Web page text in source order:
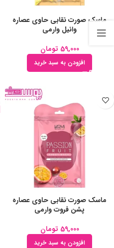
ماسک صورت نقابی حاوی عصاره
وانیل وارمی
59,000 تومان
افزودن به سبد خرید
ماسک صورت نقابی حاوی عصاره
پشن فروت وارمی
59,000 تومان
افزودن به سبد خرید